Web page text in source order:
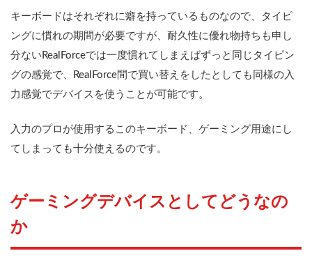
キーボー
ド
キーボードはそれぞれに癖を持っているものなので、タイピ
ングに慣れの期間が必要ですが、耐久性に優れ物持ちも申し
分ないRealForceでは一度慣れてしまえばずっと同じタイピン
グの感覚で、RealForce間で買い替えをしたとしても同様の入
力感覚でデバイスを使うことが可能です。
入力のプロが使用するこのキーボード、ゲーミング用途にし
てしまっても十分使えるのです。
ゲーミングデバイスとしてどうなの
か